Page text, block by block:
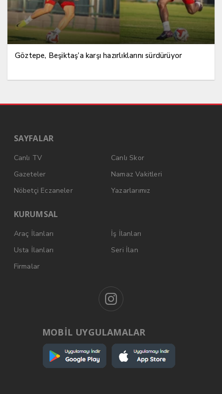
Göztepe, Beşiktaş’a karşı hazırlıklarını sürdürüyor
SAYFALAR
Canlı TV
Canlı Skor
Gazeteler
Namaz Vakitleri
Nöbetçi Eczaneler
Yazarlarımız
KURUMSAL
Araç İlanları
İş İlanları
Usta İlanları
Seri İlan
Firmalar
MOBİL UYGULAMALAR